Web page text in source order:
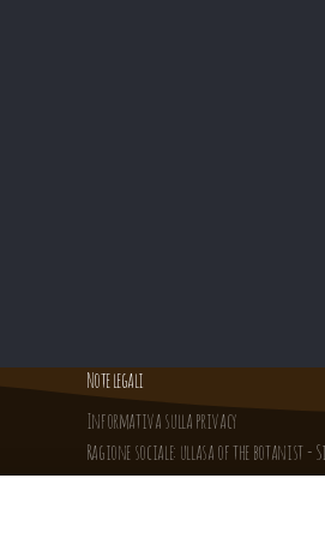
Note legali
Informativa sulla privacy
Ragione sociale: ullasa of the botanist -